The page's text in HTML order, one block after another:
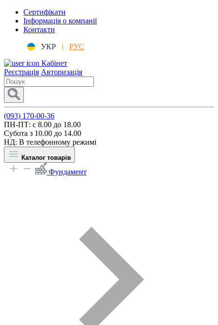
Сертифікати
Інформація о компанії
Контакти
УКР |
РУС
Кабінет
Реєстрація Авторизація
(093) 170-00-36
ПН-ПТ: c 8.00 до 18.00
Субота з 10.00 до 14.00
НД: В телефонному режимі
Каталог товарів
Фундамент